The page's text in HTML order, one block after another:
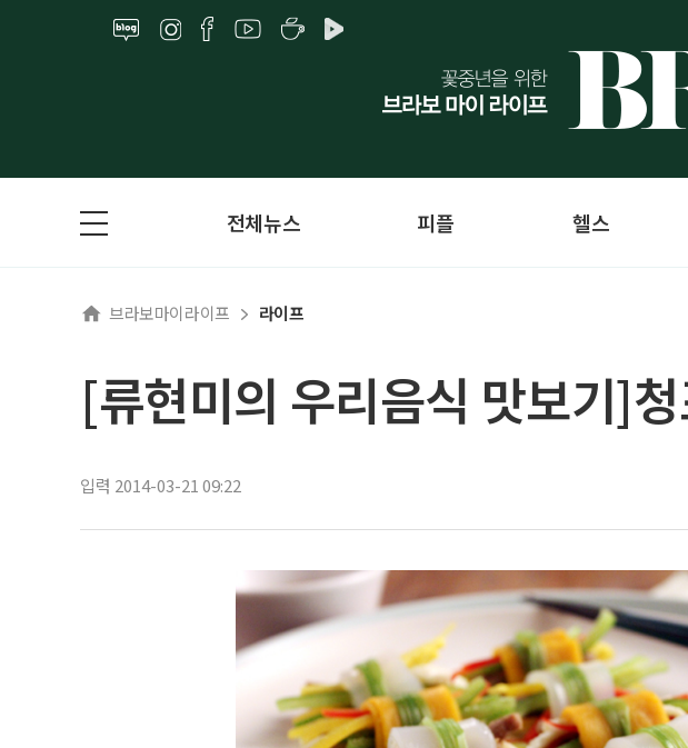
전체뉴스 피플 헬스
브라보마이라이프 라이프
[류현미의 우리음식 맛보기]
입력 2014-03-21 09:22